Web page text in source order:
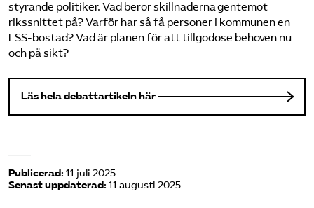
styrande politiker. Vad beror skillnaderna gentemot
rikssnittet på? Varför har så få personer i kommunen en
LSS-bostad? Vad är planen för att tillgodose behoven nu
och på sikt?
Läs hela debattartikeln här
Publicerad: 11 juli 2025
Senast uppdaterad: 11 augusti 2025